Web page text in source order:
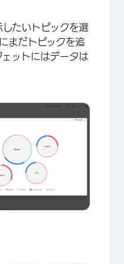
たいトピックを選
まだトピックを追
ットにはデータは